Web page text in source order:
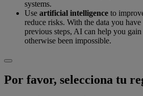
systems.
Use artificial intelligence to
reduce risks. With the data you
previous steps, AI can help you
otherwise been impossible.
Por favor, selecciona tu